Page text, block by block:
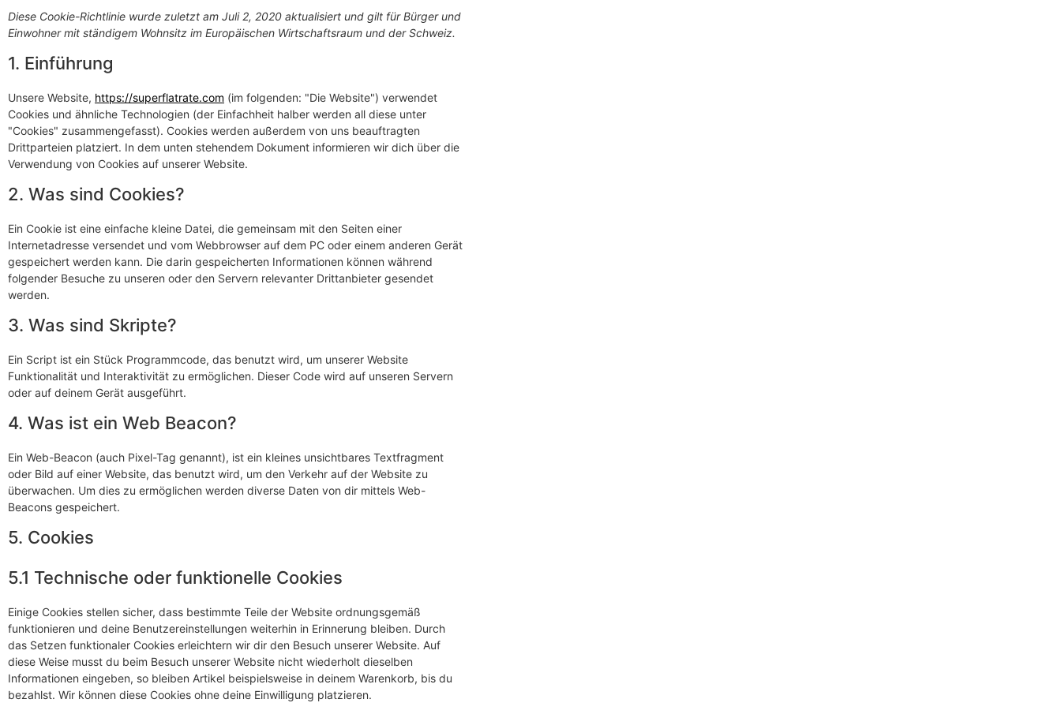
Diese Cookie-Richtlinie wurde zuletzt am Juli 2, 2020 aktualisiert und gilt für Bürger und
Einwohner mit ständigem Wohnsitz im Europäischen Wirtschaftsraum und der Schweiz.
1. Einführung
Unsere Website, https://superflatrate.com (im folgenden: "Die Website") verwendet
Cookies und ähnliche Technologien (der Einfachheit halber werden all diese unter
"Cookies" zusammengefasst). Cookies werden außerdem von uns beauftragten
Drittparteien platziert. In dem unten stehendem Dokument informieren wir dich über die
Verwendung von Cookies auf unserer Website.
2. Was sind Cookies?
Ein Cookie ist eine einfache kleine Datei, die gemeinsam mit den Seiten einer
Internetadresse versendet und vom Webbrowser auf dem PC oder einem anderen Gerät
gespeichert werden kann. Die darin gespeicherten Informationen können während
folgender Besuche zu unseren oder den Servern relevanter Drittanbieter gesendet
werden.
3. Was sind Skripte?
Ein Script ist ein Stück Programmcode, das benutzt wird, um unserer Website
Funktionalität und Interaktivität zu ermöglichen. Dieser Code wird auf unseren Servern
oder auf deinem Gerät ausgeführt.
4. Was ist ein Web Beacon?
Ein Web-Beacon (auch Pixel-Tag genannt), ist ein kleines unsichtbares Textfragment
oder Bild auf einer Website, das benutzt wird, um den Verkehr auf der Website zu
überwachen. Um dies zu ermöglichen werden diverse Daten von dir mittels Web-
Beacons gespeichert.
5. Cookies
5.1 Technische oder funktionelle Cookies
Einige Cookies stellen sicher, dass bestimmte Teile der Website ordnungsgemäß
funktionieren und deine Benutzereinstellungen weiterhin in Erinnerung bleiben. Durch
das Setzen funktionaler Cookies erleichtern wir dir den Besuch unserer Website. Auf
diese Weise musst du beim Besuch unserer Website nicht wiederholt dieselben
Informationen eingeben, so bleiben Artikel beispielsweise in deinem Warenkorb, bis du
bezahlst. Wir können diese Cookies ohne deine Einwilligung platzieren.